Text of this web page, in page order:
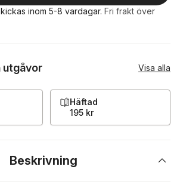
inom 5-8 vardagar. Fri frakt över
utgåvor Visa alla
Häftad
195 kr
Beskrivning